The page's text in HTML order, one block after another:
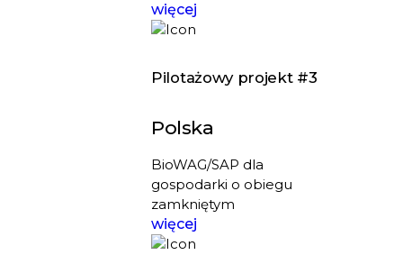
więcej
Pilotażowy projekt #3
Polska
BioWAG/SAP dla
gospodarki o obiegu
zamkniętym
więcej